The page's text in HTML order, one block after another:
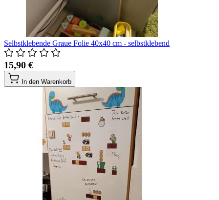
Selbstklebende Graue Folie 40x40 cm - selbstklebend
15,90 €
In den Warenkorb